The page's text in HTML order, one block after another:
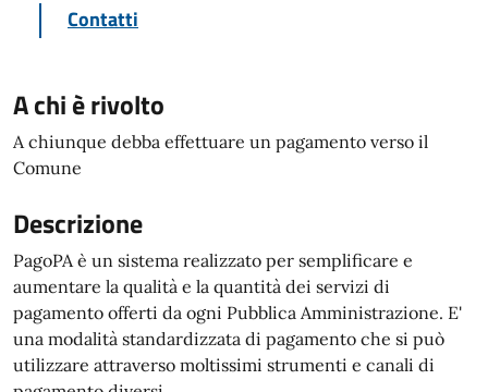
Contatti
A chi è rivolto
A chiunque debba effettuare un pagamento verso il
Comune
Descrizione
PagoPA è un sistema realizzato per semplificare e
aumentare la qualità e la quantità dei servizi di
pagamento offerti da ogni Pubblica Amministrazione. E'
una modalità standardizzata di pagamento che si può
utilizzare attraverso moltissimi strumenti e canali di